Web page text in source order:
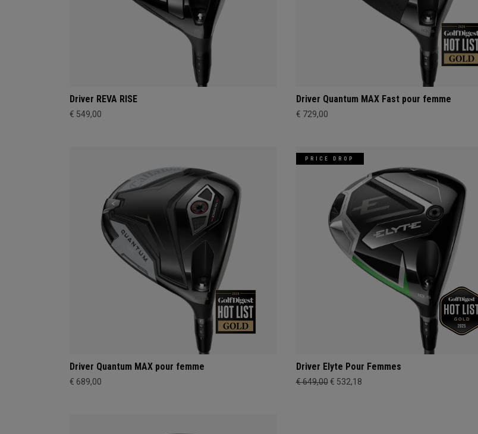
Driver REVA RISE
€ 549,00
Driver Quantum MAX Fast pour femme
€ 729,00
Driver Quantum MAX pour femme
€ 689,00
PRICE DROP
Driver Elyte Pour Femmes
€ 649,00 € 532,18